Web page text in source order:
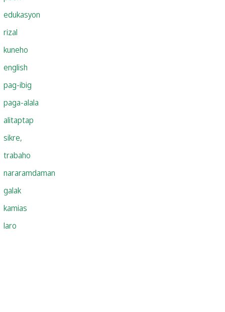
edukasyon
rizal
kuneho
english
pag-ibig
paga-alala
alitaptap
sikre,
trabaho
nararamdaman
galak
kamias
laro